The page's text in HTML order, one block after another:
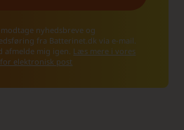
nyhedsbreve og
fra Batterinet.dk via e-mail.
afmelde mig igen. Læs mere i vores
elektronisk post